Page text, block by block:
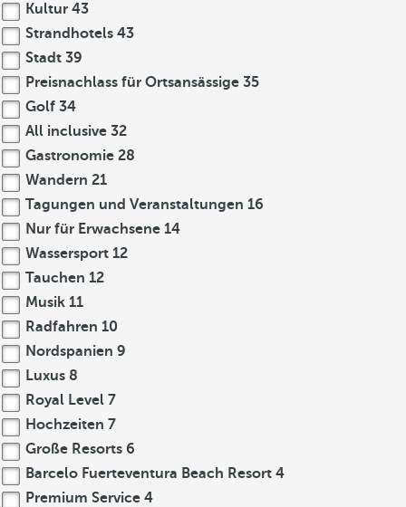
Kultur 43
Strandhotels 43
Stadt 39
Preisnachlass für Ortsansässige 35
Golf 34
All inclusive 32
Gastronomie 28
Wandern 21
Tagungen und Veranstaltungen 16
Nur für Erwachsene 14
Wassersport 12
Tauchen 12
Musik 11
Radfahren 10
Nordspanien 9
Luxus 8
Royal Level 7
Hochzeiten 7
Große Resorts 6
Barcelo Fuerteventura Beach Resort 4
Premium Service 4